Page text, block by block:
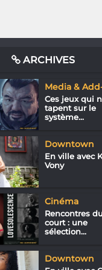
ARCHIVES
Media &
Ces jeux qui
tapent sur le
système...
Downtown
En ville avec
Vony
Cinéma
Rencontres
court : une
sélection...
Downtown